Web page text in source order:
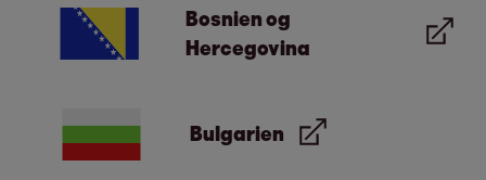
Bosnien og
Hercegovina
Bulgarien